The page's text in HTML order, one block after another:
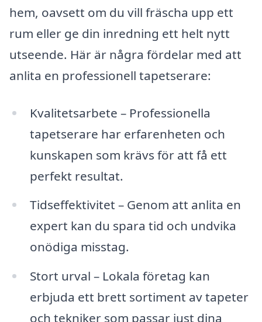
hem, oavsett om du vill fräscha upp ett
rum eller ge din inredning ett helt nytt
utseende. Här är några fördelar med att
anlita en professionell tapetserare:
Kvalitetsarbete – Professionella
tapetserare har erfarenheten och
kunskapen som krävs för att få ett
perfekt resultat.
Tidseffektivitet – Genom att anlita en
expert kan du spara tid och undvika
onödiga misstag.
Stort urval – Lokala företag kan
erbjuda ett brett sortiment av tapeter
och tekniker som passar just dina